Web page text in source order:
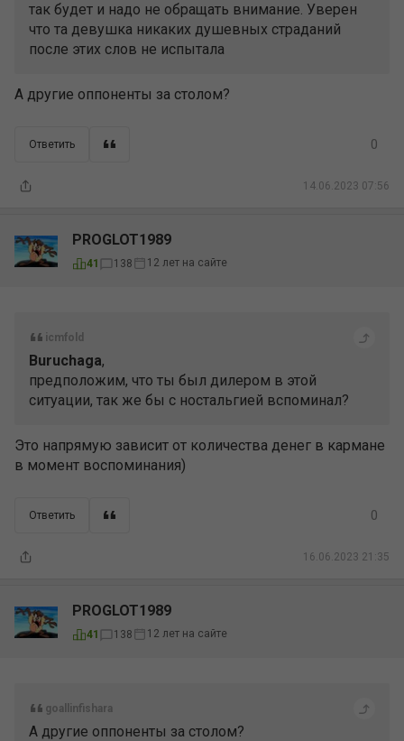
так будет и надо не обращать внимание. Уверен
что та девушка никаких душевных страданий
после этих слов не испытала
А другие оппоненты за столом?
Ответить
14.06.2023 07:56
0
PROGLOT1989
41 138 12 лет на сайте
icmfold
Buruchaga,
предположим, что ты был дилером в этой
ситуации, так же бы с ностальгией вспоминал?
Это напрямую зависит от количества денег в кармане
в момент воспоминания)
Ответить
16.06.2023 21:35
0
PROGLOT1989
41 138 12 лет на сайте
goallinfishara
А другие оппоненты за столом?